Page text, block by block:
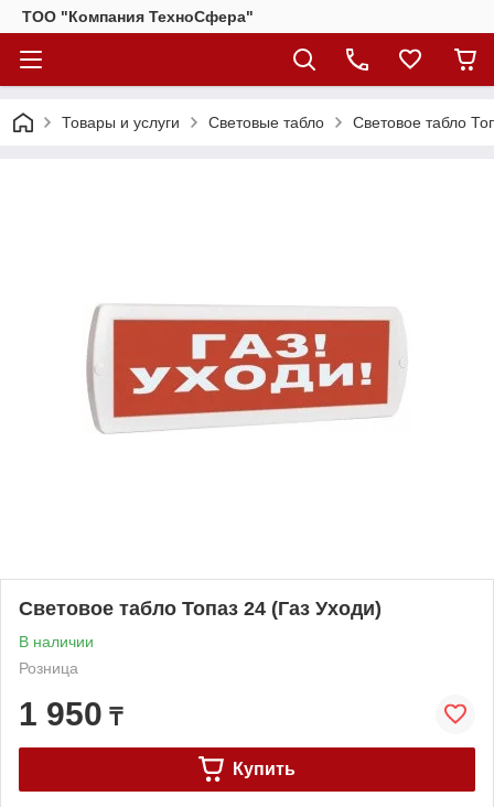
ТОО "Компания ТехноСфера"
Товары и услуги Световые табло Световое табло
Световое табло Топаз 24 (Газ Уходи)
В наличии
Розница
1 950 ₸
Купить